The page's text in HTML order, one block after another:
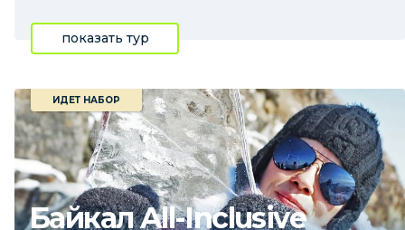
показать тур
Байкал All-Inclusive
ИДЕТ НАБОР